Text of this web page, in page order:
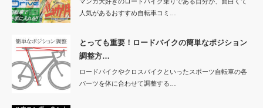
人気があるおすすめ自転車コミ…
とっても重要！ロードバイクの簡単なポジション
調整方…
ロードバイクやクロスバイクといったスポーツ自転車の各
パーツを体に合わせて調整する…